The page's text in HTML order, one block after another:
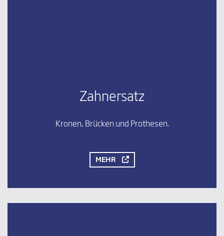
Zahnersatz
Kronen, Brücken und Prothesen.
MEHR